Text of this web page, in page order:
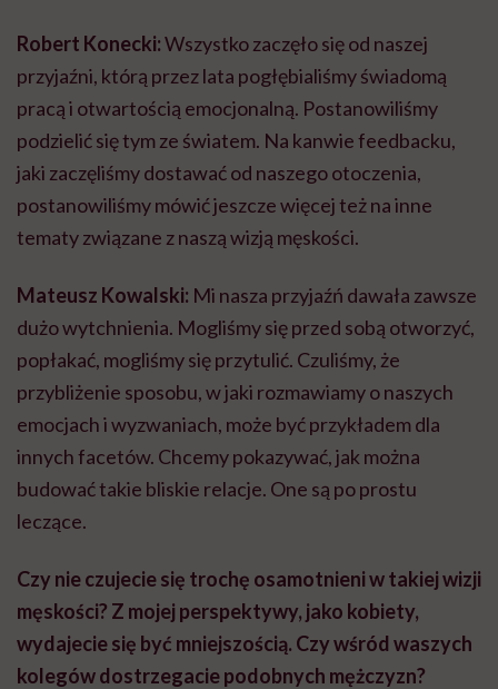
Robert Konecki:Wszystko zaczęło się od naszej
przyjaźni, którą przez lata pogłębialiśmy świadomą
pracą i otwartością emocjonalną. Postanowiliśmy
podzielić się tym ze światem. Na kanwie feedbacku,
jaki zaczęliśmy dostawać od naszego otoczenia,
postanowiliśmy mówić jeszcze więcej też na inne
tematy związane z naszą wizją męskości.
Mateusz Kowalski: Mi nasza przyjaźń dawała zawsze
dużo wytchnienia. Mogliśmy się przed sobą otworzyć,
popłakać, mogliśmy się przytulić. Czuliśmy, że
przybliżenie sposobu, w jaki rozmawiamy o naszych
emocjach i wyzwaniach, może być przykładem dla
innych facetów. Chcemy pokazywać, jak można
budować takie bliskie relacje. One są po prostu
leczące.
Czy nie czujecie się trochę osamotnieni w takiej wizji
męskości? Z mojej perspektywy, jako kobiety,
wydajecie się być mniejszością. Czy wśród waszych
kolegów dostrzegacie podobnych mężczyzn?